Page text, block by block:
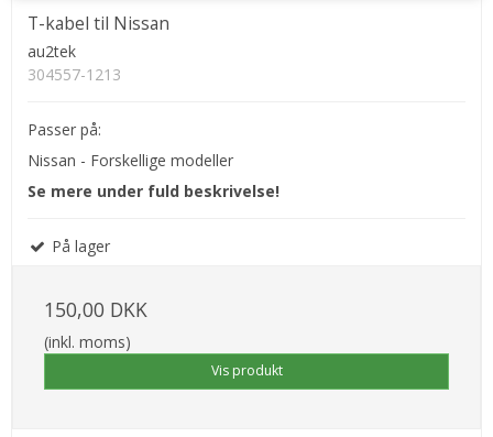
T-kabel til Nissan
au2tek
304557-1213
Passer på:
Nissan - Forskellige modeller
Se mere under fuld beskrivelse!
På lager
150,00 DKK
(inkl. moms)
Vis produkt